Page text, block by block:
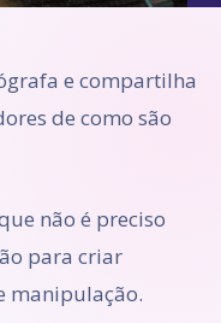
e compartilha
de como são
não é preciso
para criar
manipulação.